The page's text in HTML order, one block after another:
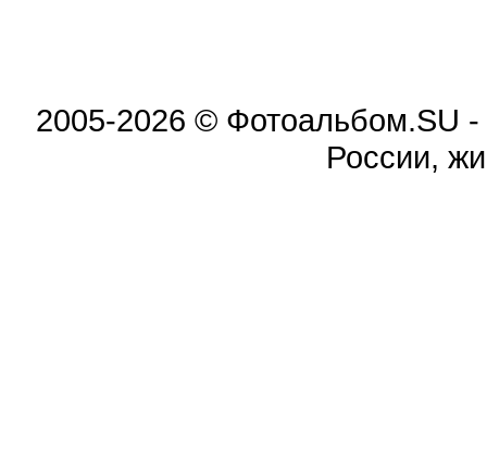
2005-2026 © Фотоальбом.SU -
России,